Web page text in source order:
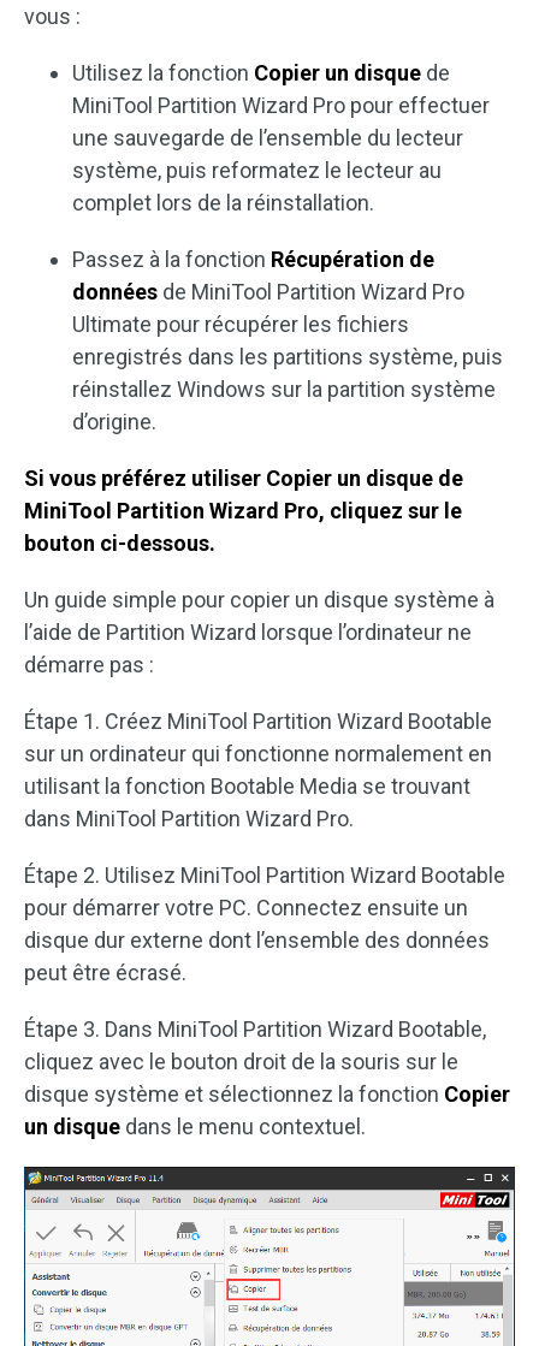
vous :
Utilisez la fonction Copier un disque de
MiniTool Partition Wizard Pro pour effectuer
une sauvegarde de l’ensemble du lecteur
système, puis reformatez le lecteur au
complet lors de la réinstallation.
Passez à la fonction Récupération de
données de MiniTool Partition Wizard Pro
Ultimate pour récupérer les fichiers
enregistrés dans les partitions système, puis
réinstallez Windows sur la partition système
d’origine.
Si vous préférez utiliser Copier un disque de
MiniTool Partition Wizard Pro, cliquez sur le
bouton ci-dessous.
Un guide simple pour copier un disque système à
l’aide de Partition Wizard lorsque l’ordinateur ne
démarre pas :
Étape 1. Créez MiniTool Partition Wizard Bootable
sur un ordinateur qui fonctionne normalement en
utilisant la fonction Bootable Media se trouvant
dans MiniTool Partition Wizard Pro.
Étape 2. Utilisez MiniTool Partition Wizard Bootable
pour démarrer votre PC. Connectez ensuite un
disque dur externe dont l’ensemble des données
peut être écrasé.
Étape 3. Dans MiniTool Partition Wizard Bootable,
cliquez avec le bouton droit de la souris sur le
disque système et sélectionnez la fonction Copier
un disque dans le menu contextuel.